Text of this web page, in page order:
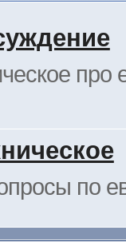
про
по